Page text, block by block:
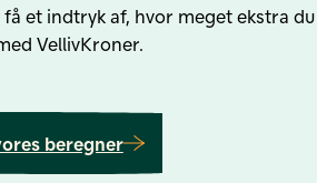
et indtryk af, hvor meget ekstra du
VellivKroner.
beregner